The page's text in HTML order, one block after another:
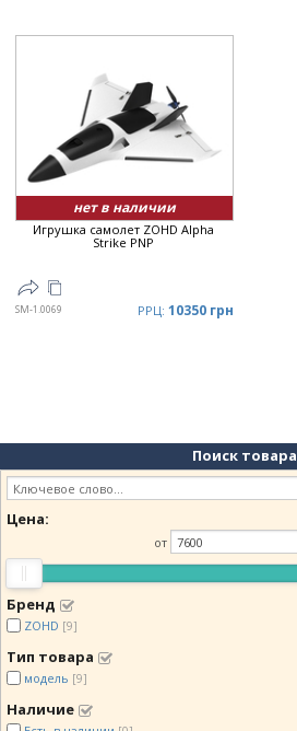
нет в наличии
Игрушка самолет ZOHD Alpha
Strike PNP
SM-1.0069 РРЦ: 10350 грн
Поиск товара
Цена:
от
Бренд
ZOHD [9]
Тип товара
модель [9]
Наличие